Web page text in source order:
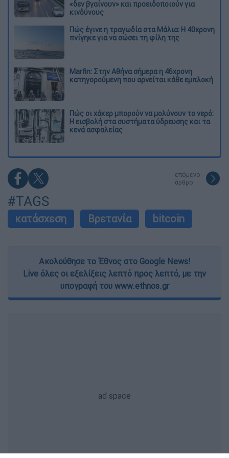
«δεν βγαίνουν» και προειδοποιούν για
κινδύνους
Πώς έγινε η τραγωδία στα Μάλια: Η 40χρονη
πνίγηκε για να σώσει τη φίλη της
Marfin: Στην Αθήνα σήμερα η 46χρονη
κατηγορούμενη που αρνείται κάθε εμπλοκή
Πώς οι χάκερ μπορούν να μολύνουν το νερό:
Η εισβολή στα συστήματα ύδρευσης και τα
κενά ασφαλείας
επόμενο
άρθρο
#TAGS
κατάσχεση Βρετανία bitcoin
Ακολούθησε το Έθνος στο Google News!
Live όλες οι εξελίξεις λεπτό προς λεπτό, με την
υπογραφή του www.ethnos.gr